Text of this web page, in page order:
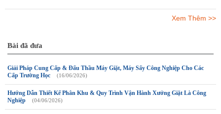
Xem Thêm >>
Bài đã đưa
Giải Pháp Cung Cấp & Đấu Thầu Máy Giặt, Máy Sấy Công Nghiệp Cho Các
Cấp Trường Học
(16/06/2026)
Hướng Dẫn Thiết Kế Phân Khu & Quy Trình Vận Hành Xưởng Giặt Là Công
Nghiệp
(04/06/2026)